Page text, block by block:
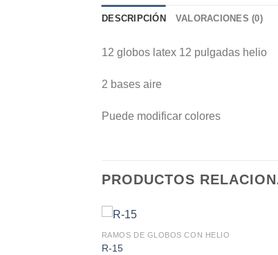
DESCRIPCIÓN VALORACIONES (0)
12 globos latex 12 pulgadas helio
2 bases aire
Puede modificar colores
PRODUCTOS
RAMOS DE GLOBOS CON HELIO
R-15